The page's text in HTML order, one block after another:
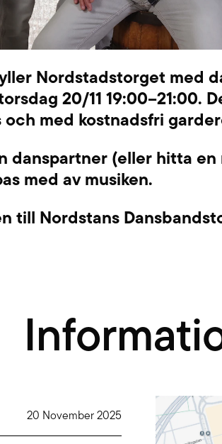
Nordstadstorget med
20/11 19:00–21:00.
och med kostnadsfri
danspartner (eller hitta
med av musiken.
till Nordstans
20 November 2025